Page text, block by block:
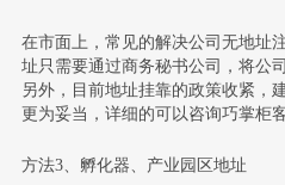
在市面上，常见的解决公司无地址
址只需要通过商务秘书公司，将公
另外，目前地址挂靠的政策收紧，
更为妥当，详细的可以咨询巧掌柜客
方法3、孵化器、产业园区地址